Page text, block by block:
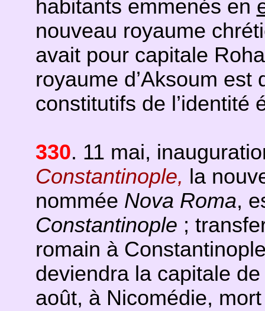
habitants emmenés en
nouveau royaume
avait pour capitale
royaume d’Aksoum est
constitutifs de l’identité
330. 11 mai,
Constantinople, la
nommée Nova Roma,
Constantinople ;
romain à
deviendra la capitale de
août, à Nicomédie,